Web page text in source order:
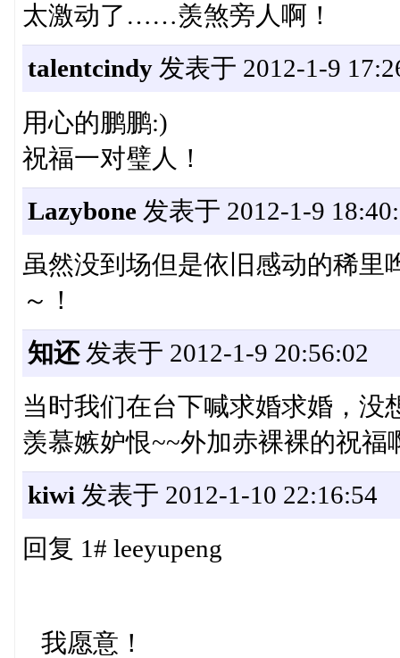
太激动了……羡煞旁人啊！
talentcindy发表于 2012-1-9
用心的鹏鹏:)
祝福一对璧人！
Lazybone发表于 2012-1-9
虽然没到场但是依旧感动的稀里
～！
知还发表于 2012-1-9 20:56:02
当时我们在台下喊求婚求婚，没
羡慕嫉妒恨~~外加赤裸裸的祝福
kiwi 发表于 2012-1-10 22:16:54
回复 1# leeyupeng
我愿意！